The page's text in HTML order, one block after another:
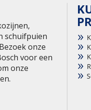
schuifpuien
onze
voor een
onze